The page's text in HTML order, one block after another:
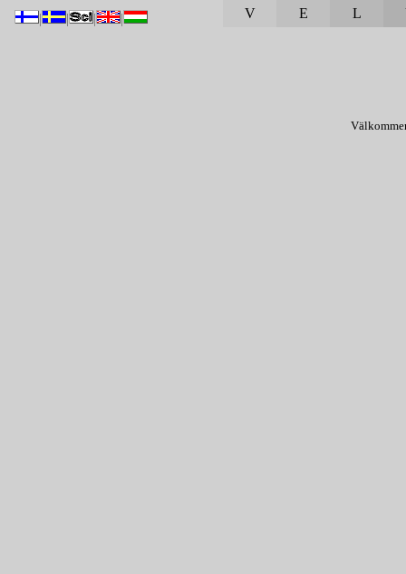
| | | | V E L